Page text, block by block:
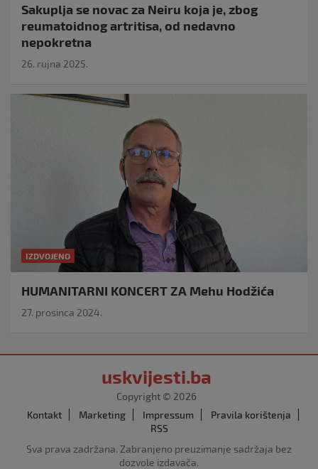
Sakuplja se novac za Neiru koja je, zbog
reumatoidnog artritisa, od nedavno
nepokretna
26. rujna 2025.
IZDVOJENO
HUMANITARNI KONCERT ZA Mehu Hodžića
27. prosinca 2024.
uskvijesti.ba
Copyright © 2026
Kontakt
Marketing Impressum
Pravila korištenja
RSS
Sva prava zadržana. Zabranjeno preuzimanje sadržaja bez
dozvole izdavača.